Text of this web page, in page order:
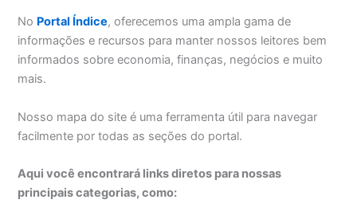
No Portal Índice, oferecemos uma ampla gama de
informações e recursos para manter nossos leitores bem
informados sobre economia, finanças, negócios e muito
mais.
Nosso mapa do site é uma ferramenta útil para navegar
facilmente por todas as seções do portal.
Aqui você encontrará links diretos para nossas
principais categorias, como: